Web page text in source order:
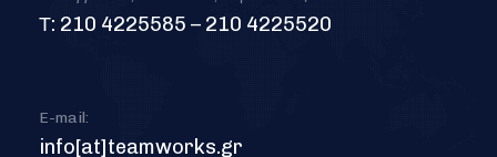
Τ: 210 4225585 – 210 4225520
E-mail:
info[at]teamworks.gr